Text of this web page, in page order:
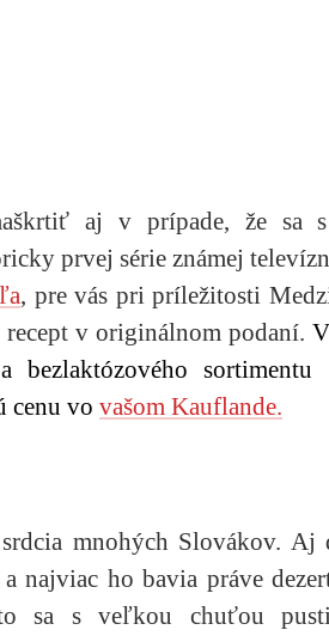
aj v prípade, že sa
prvej série známej
, pre vás pri príležitosti
v originálnom podaní.
bezlaktózového sortimentu
cenu vo vašom Kauflande.
mnohých Slovákov. Aj
najviac ho bavia práve
sa s veľkou chuťou